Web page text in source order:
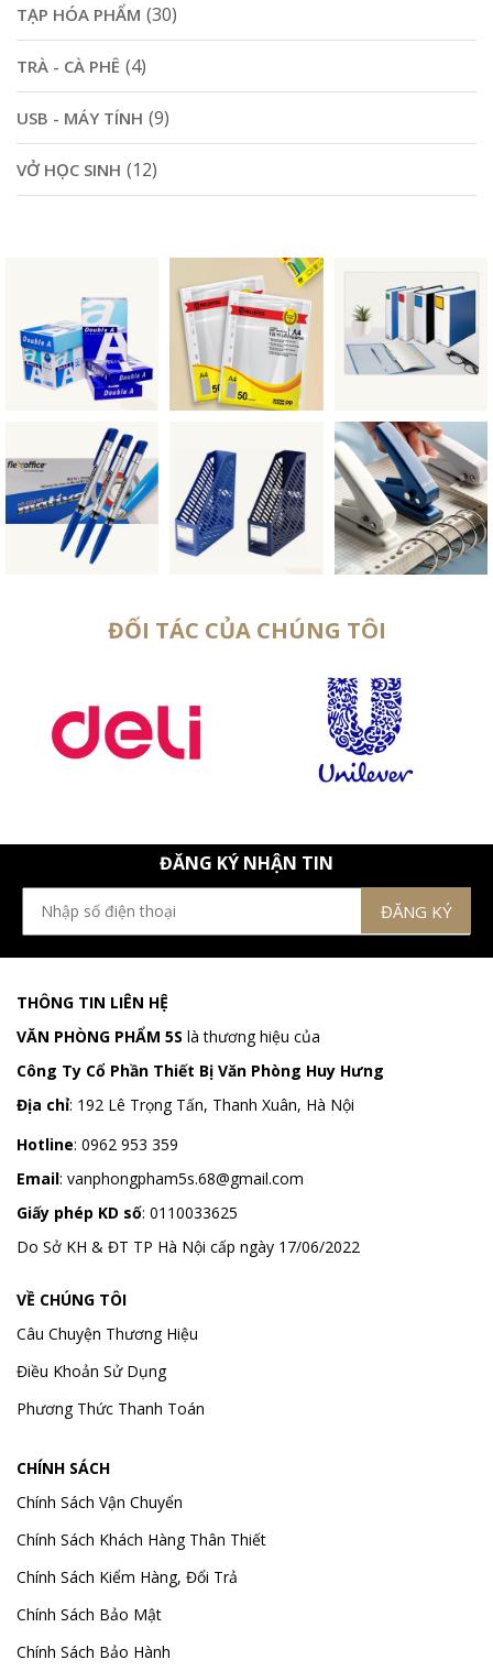
TẠP HÓA PHẨM (30)
TRÀ - CÀ PHÊ (4)
USB - MÁY TÍNH (9)
VỞ HỌC SINH (12)
ĐỐI TÁC CỦA CHÚNG TÔI
ĐĂNG KÝ NHẬN TIN
THÔNG TIN LIÊN HỆ
VĂN PHÒNG PHẨM 5S là thương hiệu của
Công Ty Cổ Phần Thiết Bị Văn Phòng Huy Hưng
Địa chỉ: 192 Lê Trọng Tấn, Thanh Xuân, Hà Nội
Hotline: 0962 953 359
Email: vanphongpham5s.68@gmail.com
Giấy phép KD số: 0110033625
Do Sở KH & ĐT TP Hà Nội cấp ngày 17/06/2022
VỀ CHÚNG TÔI
Câu Chuyện Thương Hiệu
Điều Khoản Sử Dụng
Phương Thức Thanh Toán
CHÍNH SÁCH
Chính Sách Vận Chuyển
Chính Sách Khách Hàng Thân Thiết
Chính Sách Kiểm Hàng, Đổi Trả
Chính Sách Bảo Mật
Chính Sách Bảo Hành